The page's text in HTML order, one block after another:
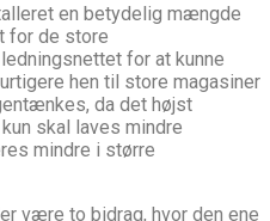
en betydelig mængde
for de store
for at kunne
hen til store magasiner
da det højst
skal laves mindre
mindre i større
være to bidrag, hvor den ene